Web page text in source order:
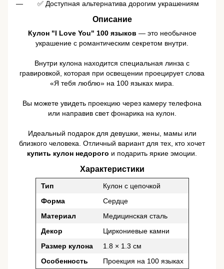
✅ Доступная альтернатива дорогим украшениям
Описание
Кулон "I Love You" 100 языков — это необычное
украшение с романтическим секретом внутри.
Внутри кулона находится специальная линза с
гравировкой, которая при освещении проецирует слова
«Я тебя люблю» на 100 языках мира.
Вы можете увидеть проекцию через камеру телефона
или направив свет фонарика на кулон.
Идеальный подарок для девушки, жены, мамы или
близкого человека. Отличный вариант для тех, кто хочет
купить кулон недорого и подарить яркие эмоции.
Характеристики
Тип
Кулон с цепочкой
Форма
Сердце
Материал
Медицинская сталь
Декор
Циркониевые камни
Размер кулона
1.8 × 1.3 см
Особенность
Проекция на 100 языках